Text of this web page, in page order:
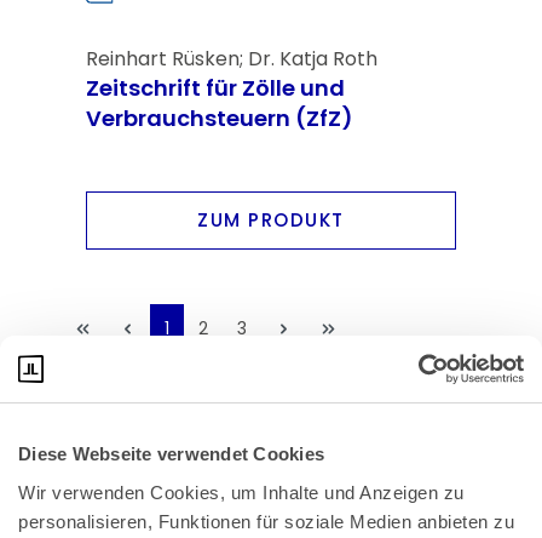
Diese Webseite verwendet Cookies
Wir verwenden Cookies, um Inhalte und Anzeigen zu
personalisieren, Funktionen für soziale Medien anbieten zu
Reinhart Rüsken; Dr. Katja Roth
Zeitschrift für Zölle und
Verbrauchsteuern (ZfZ)
ZUM PRODUKT
1 2 3